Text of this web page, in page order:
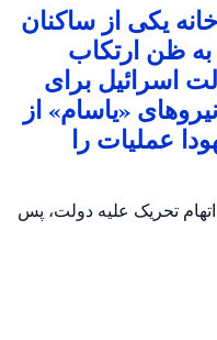
یکی از ساکنان
به ظن ارتکاب
اسرائیل برای
«یاسام» از
عملیات را
تحریک علیه دولت، پس